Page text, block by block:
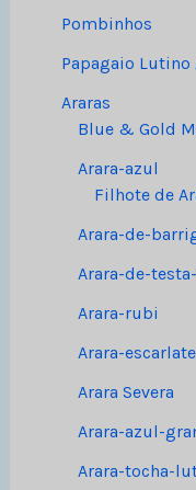
Pombinhos
Papagaio Lutino
Araras
Blue & Gold
Arara-azul
Filhote de
Arara-de-
Arara-de-
Arara-rubi
Arara-escarlate
Arara Severa
Arara-azul-
Arara-tocha-